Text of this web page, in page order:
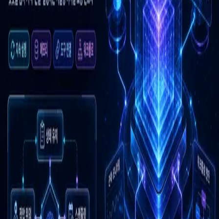
우성짱의 문서
ArticleTags
Hub
홈
태그 찾기
#agent-runtime-layer
Tag2건 Article
#agent-runtime-layer
이 태그와 연결된 문서를 한곳에서 모아보고, 함께 자주 등장
하는 연관 태그까지 이어서 탐색할 수 있습니다.
연관 태그
agentic-web-infrastructure 공동문서 · 연관도71%#ai-platform-
공동문서1· 연관도 % autonomous-agent-runtime 공동문
서
· 연관도71 %# autonomous-digital-labor 공동문서1 · 연관도
developer-automation 공동문서 1 · 연관도71%#developer-
conference-dispatch
공동문서 · 연관도 71%#kevin-scott공동문
· 연관도71 memory-tool-scheduling공동문서1· 연관도
71%#microsoft-build공동문서 · 연관도71%#open-agent-
interoperability
공동문서 1 · 연관도71%
Article2026년 5월 20일